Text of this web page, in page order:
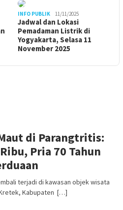
INFO PUBLIK 11/11/2025
Jadwal dan Lokasi
Pemadaman Listrik di
Yogyakarta, Selasa 11
November 2025
di Parangtritis:
Pria 70 Tahun
terjadi di kawasan objek wisata
Kabupaten […]